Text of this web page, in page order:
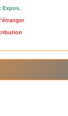
Expos.